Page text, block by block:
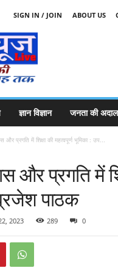
SIGN IN / JOIN ABOUT US
ज्ञान विज्ञान जनता की
और प्रगति में शिक्षा की महत्वपूर्ण भूमिका : उप...
और प्रगति में
पाठक
2023 289 0